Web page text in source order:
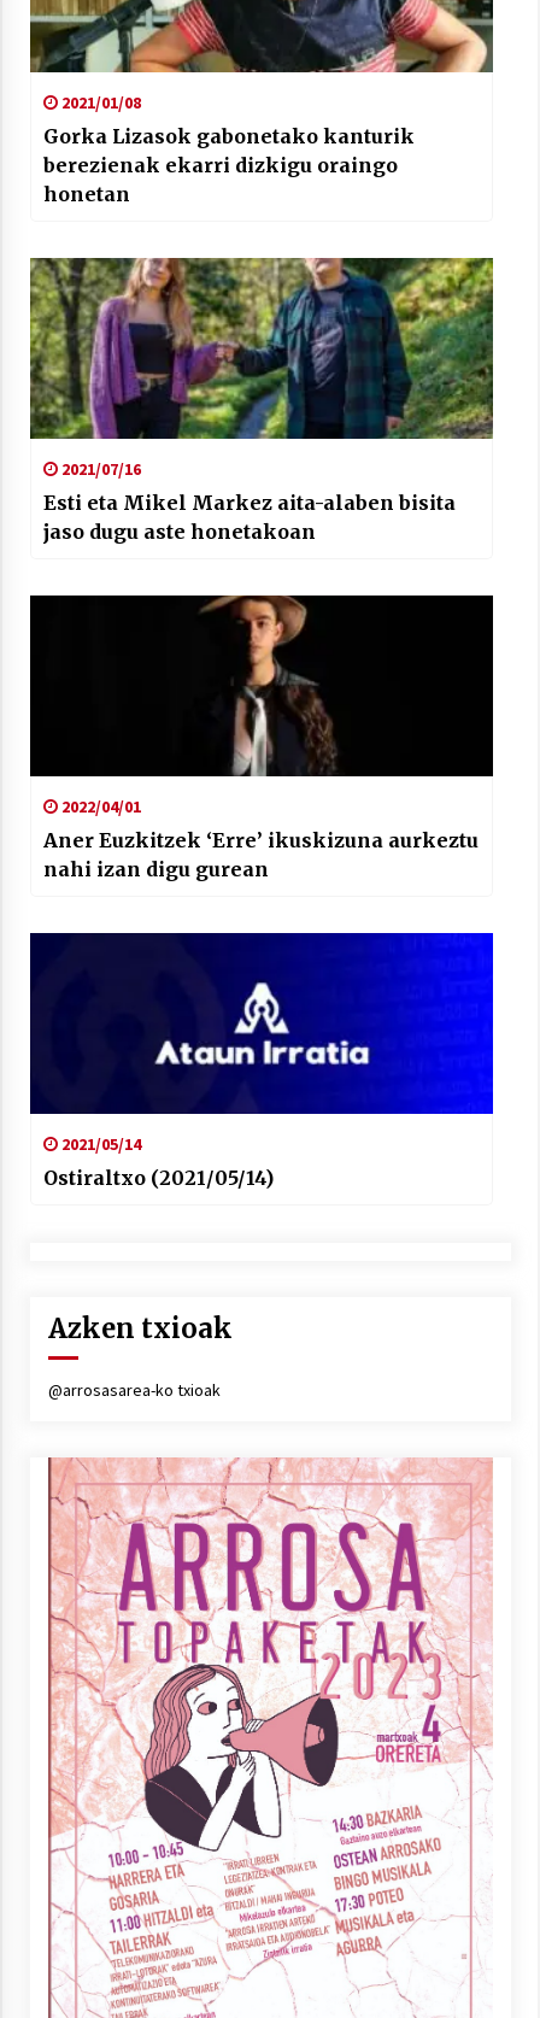
2021/01/08
Gorka Lizasok gabonetako kanturik
berezienak ekarri dizkigu oraingo
honetan
2021/07/16
Esti eta Mikel Markez aita-alaben bisita
jaso dugu aste honetakoan
2022/04/01
Aner Euzkitzek ‘Erre’ ikuskizuna aurkeztu
nahi izan digu gurean
2021/05/14
Ostiraltxo (2021/05/14)
Azken txioak
@arrosasarea-ko txioak